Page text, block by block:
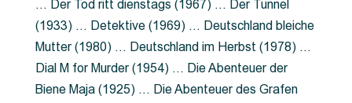
… Der Tod ritt dienstags (1967) … Der Tunnel
(1933) … Detektive (1969) … Deutschland bleiche
Mutter (1980) … Deutschland im Herbst (1978) …
Dial M for Murder (1954) … Die Abenteuer der
Biene Maja (1925) … Die Abenteuer des Grafen